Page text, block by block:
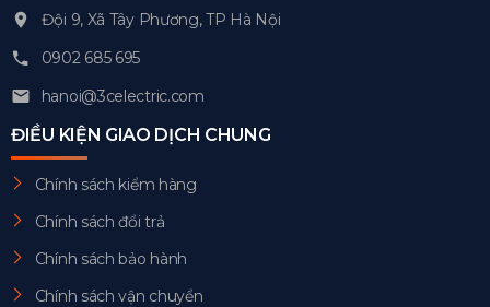
Đội 9, Xã Tây Phương, TP Hà Nội
0902 685 695
hanoi@3celectric.com
ĐIỀU KIỆN GIAO DỊCH CHUNG
Chính sách kiểm hàng
Chính sách đổi trả
Chính sách bảo hành
Chính sách vận chuyển